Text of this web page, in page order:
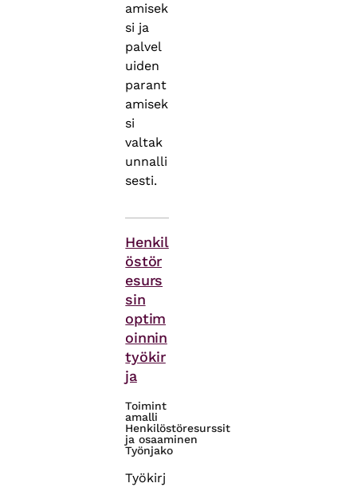
amisek
si ja
palvel
uiden
parant
amisek
si
valtak
unnalli
sesti.
Henkil
östör
esurs
sin
optim
oinnin
työkir
ja
Toimint
amalli
Henkilöstöresurssit
ja osaaminen
Työnjako
Työkirj